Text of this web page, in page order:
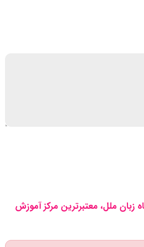
زبان ملل، معتبرترین مرکز آموزش